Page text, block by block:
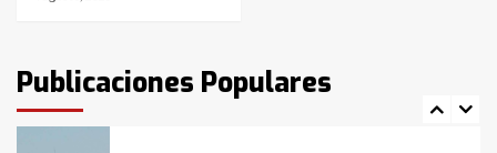
Publicaciones Populares
fueron detenidos por
comercialización de drogas en la
tarde del sábado